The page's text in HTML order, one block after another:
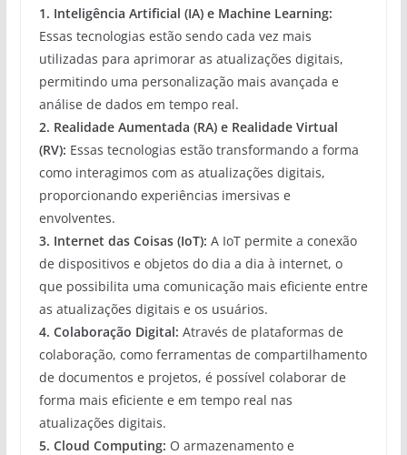
1. Inteligência Artificial (IA) e Machine Learning:
Essas tecnologias estão sendo cada vez mais
utilizadas para aprimorar as atualizações digitais,
permitindo uma personalização mais avançada e
análise de dados em tempo real.
2. Realidade Aumentada (RA) e Realidade Virtual
(RV): Essas tecnologias estão transformando a forma
como interagimos com as atualizações digitais,
proporcionando experiências imersivas e
envolventes.
3. Internet das Coisas (IoT): A IoT permite a conexão
de dispositivos e objetos do dia a dia à internet, o
que possibilita uma comunicação mais eficiente entre
as atualizações digitais e os usuários.
4. Colaboração Digital: Através de plataformas de
colaboração, como ferramentas de compartilhamento
de documentos e projetos, é possível colaborar de
forma mais eficiente e em tempo real nas
atualizações digitais.
5. Cloud Computing: O armazenamento e